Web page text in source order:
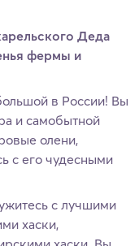
Деда
фермы и
в России! Вы
и самобытной
олени,
с его чудесными
с лучшими
хаски,